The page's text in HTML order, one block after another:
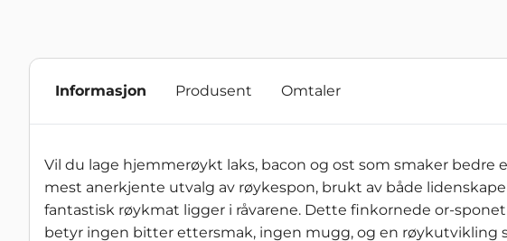
Informasjon Produsent Omtaler
Vil du lage hjemmerøykt laks, bacon og ost som smaker
mest anerkjente utvalg av røykespon, brukt av både
fantastisk røykmat ligger i råvarene. Dette finkornede or-
betyr ingen bitter ettersmak, ingen mugg, og en røykutvikling